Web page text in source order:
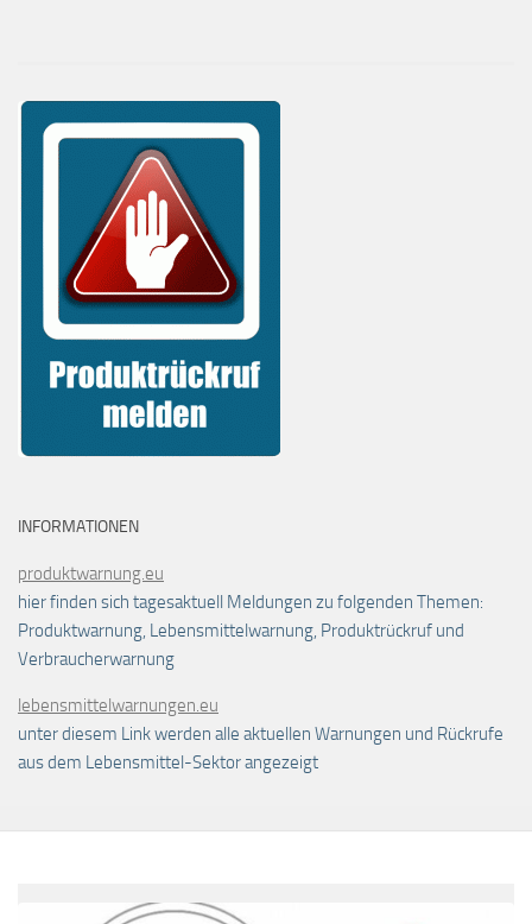
INFORMATIONEN
produktwarnung.eu
hier finden sich tagesaktuell Meldungen zu folgenden Themen:
Produktwarnung, Lebensmittelwarnung, Produktrückruf und
Verbraucherwarnung
lebensmittelwarnungen.eu
unter diesem Link werden alle aktuellen Warnungen und Rückrufe
aus dem Lebensmittel-Sektor angezeigt